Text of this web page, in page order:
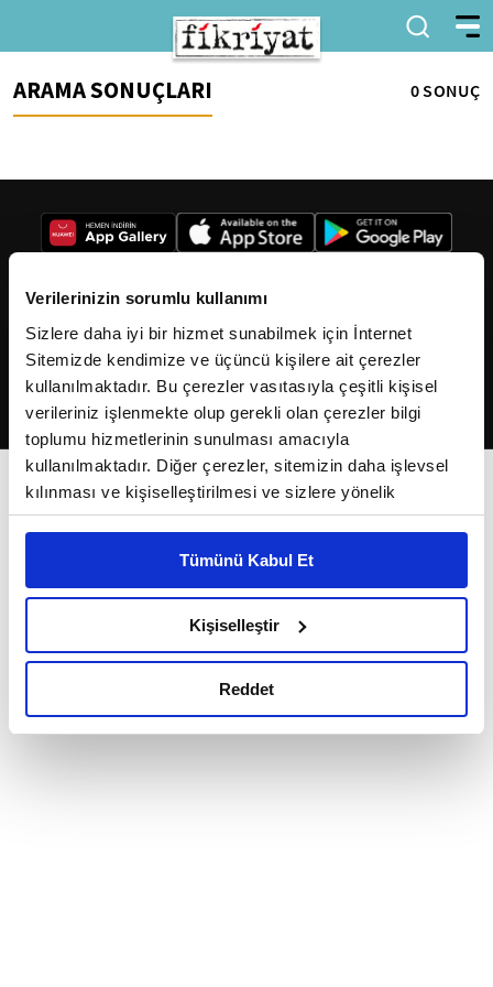
Verilerinizin sorumlu kullanımı
Sizlere daha iyi bir hizmet sunabilmek için İnternet
Sitemizde kendimize ve üçüncü kişilere ait çerezler
kullanılmaktadır. Bu çerezler vasıtasıyla çeşitli kişisel
verileriniz işlenmekte olup gerekli olan çerezler bilgi
toplumu hizmetlerinin sunulması amacıyla
kullanılmaktadır. Diğer çerezler, sitemizin daha işlevsel
kılınması ve kişiselleştirilmesi ve sizlere yönelik
reklam/pazarlama faaliyetlerinin yapılması, amaçlarıyla
Çerezlere ilişkin tercihlerinizi çerez paneli vasıtasıyla
belirleyebilirsiniz. Çerezlere ilişkin detaylı bilgi için
Ayarlar butonuna tıklayabilir,Çerez Bilgilendirme
Metnimizi ziyaret edebilirsiniz.
okumak ve sitemizi ziyaretiniz kapsamında
Tümünü Kabul Et
Kişiselleştir
Reddet
ARAMA SONUÇLARI 0 SONUÇ
2026Fikriyat. Tüm hakları saklıdır.